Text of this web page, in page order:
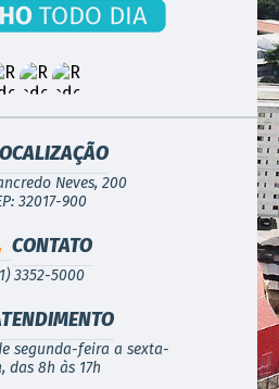
Neves, 200
32017-900
CONTATO
3352-5000
segunda-feira a sexta-
das 8h às 17h